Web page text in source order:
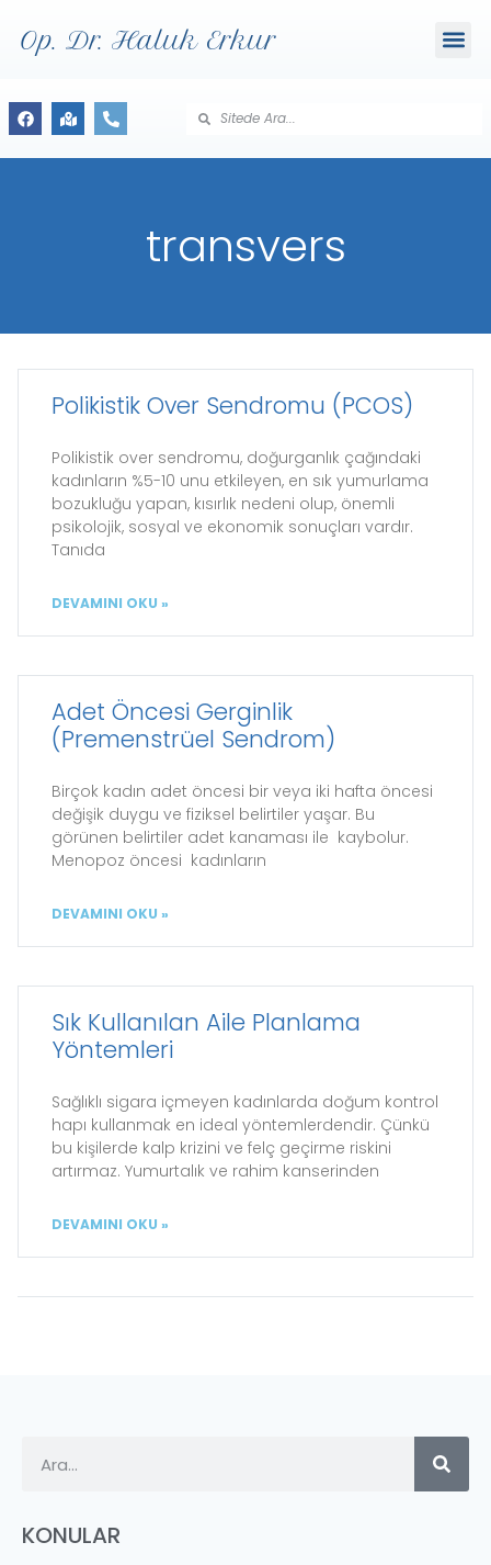
Op. Dr. Haluk Erkur
transvers
Polikistik Over Sendromu (PCOS)
Polikistik over sendromu, doğurganlık çağındaki
kadınların %5-10 unu etkileyen, en sık yumurlama
bozukluğu yapan, kısırlık nedeni olup, önemli
psikolojik, sosyal ve ekonomik sonuçları vardır.
Tanıda
DEVAMINI OKU »
Adet Öncesi Gerginlik
(Premenstrüel Sendrom)
Birçok kadın adet öncesi bir veya iki hafta öncesi
değişik duygu ve fiziksel belirtiler yaşar. Bu
görünen belirtiler adet kanaması ile kaybolur.
Menopoz öncesi kadınların
DEVAMINI OKU »
Sık Kullanılan Aile Planlama
Yöntemleri
Sağlıklı sigara içmeyen kadınlarda doğum kontrol
hapı kullanmak en ideal yöntemlerdendir. Çünkü
bu kişilerde kalp krizini ve felç geçirme riskini
artırmaz. Yumurtalık ve rahim kanserinden
DEVAMINI OKU »
KONULAR